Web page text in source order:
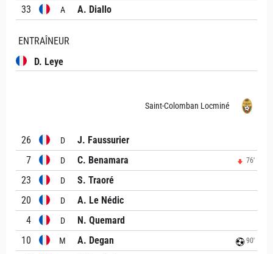
33
A A. Diallo
ENTRAÎNEUR
D. Leye
Saint-Colomban Locminé
26 D
J. Faussurier
7
D C. Benamara 76'
23 D
S. Traoré
20
D
A. Le Nédic
4
D
N. Quemard
10
M A. Degan 90'